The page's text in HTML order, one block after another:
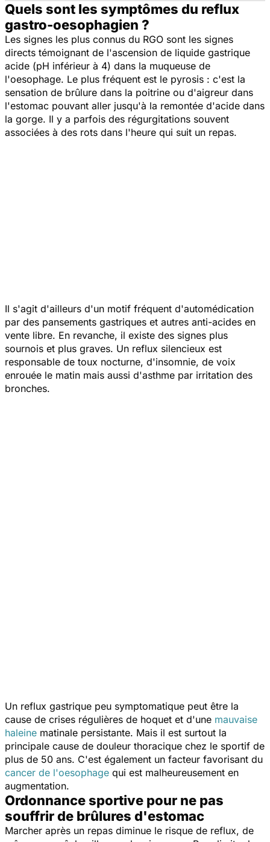
Quels sont les symptômes du reflux
gastro-oesophagien ?
Les signes les plus connus du RGO sont les signes
directs témoignant de l'ascension de liquide gastrique
acide (pH inférieur à 4) dans la muqueuse de
l'oesophage. Le plus fréquent est le pyrosis : c'est la
sensation de brûlure dans la poitrine ou d'aigreur dans
l'estomac pouvant aller jusqu'à la remontée d'acide dans
la gorge. Il y a parfois des régurgitations souvent
associées à des rots dans l'heure qui suit un repas.
Il s'agit d'ailleurs d'un motif fréquent d'automédication
par des pansements gastriques et autres anti-acides en
vente libre. En revanche, il existe des signes plus
sournois et plus graves. Un reflux silencieux est
responsable de toux nocturne, d'insomnie, de voix
enrouée le matin mais aussi d'asthme par irritation des
bronches.
Un reflux gastrique peu symptomatique peut être la
cause de crises régulières de hoquet et d'une mauvaise
haleine matinale persistante. Mais il est surtout la
principale cause de douleur thoracique chez le sportif de
plus de 50 ans. C'est également un facteur favorisant du
cancer de l'oesophage qui est malheureusement en
augmentation.
Ordonnance sportive pour ne pas
souffrir de brûlures d'estomac
Marcher après un repas diminue le risque de reflux, de